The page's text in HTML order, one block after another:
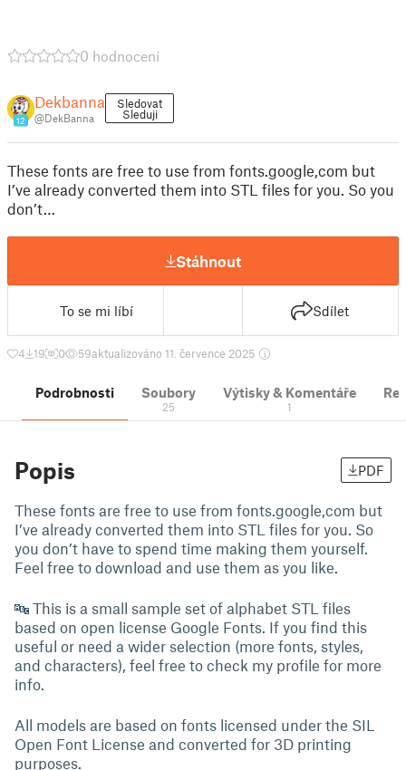
0 hodnocení
12
Dekbanna
@DekBanna
Sledovat
Sleduji
These fonts are free to use from fonts.google,com but
I’ve already converted them into STL files for you. So you
don’t…
Stáhnout
To se mi líbí Sdílet
4 19 0 59aktualizováno 11. července 2025
Podrobnosti Soubory
25
Výtisky & Komentáře
1
Popis PDF
These fonts are free to use from fonts.google,com but
I’ve already converted them into STL files for you. So
you don’t have to spend time making them yourself.
Feel free to download and use them as you like.
🔤 This is a small sample set of alphabet STL files
based on open license Google Fonts. If you find this
useful or need a wider selection (more fonts, styles,
and characters), feel free to check my profile for more
info.
All models are based on fonts licensed under the SIL
Open Font License and converted for 3D printing
purposes.